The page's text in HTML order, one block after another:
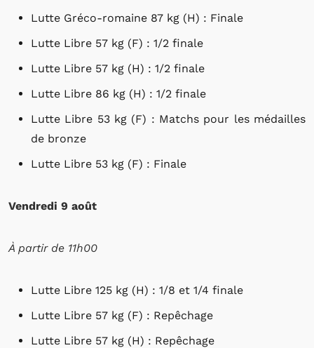
Lutte Gréco-romaine 87 kg (H) : Finale
Lutte Libre 57 kg (F) : 1/2 finale
Lutte Libre 57 kg (H) : 1/2 finale
Lutte Libre 86 kg (H) : 1/2 finale
Lutte Libre 53 kg (F) : Matchs pour les médailles
de bronze
Lutte Libre 53 kg (F) : Finale
Vendredi 9 août
À partir de 11h00
Lutte Libre 125 kg (H) : 1/8 et 1/4 finale
Lutte Libre 57 kg (F) : Repêchage
Lutte Libre 57 kg (H) : Repêchage